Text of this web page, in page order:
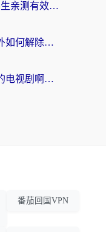
海外可以看b站吗手机？留学生亲测有效的回国加速指南
海外党必看：腾讯视频在国外如何解除地域限制？附优酷咪咕使用指南
在国外用什么软件能看国内的电视剧啊？留学生亲测有效的回国加速方案
番茄回国VPN